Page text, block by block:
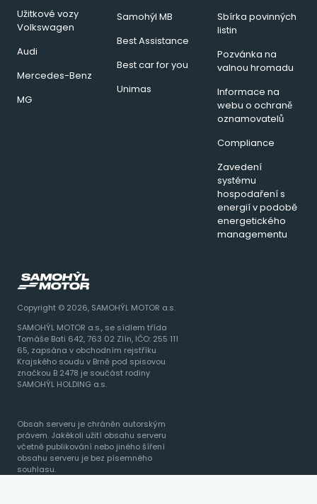
Copyright © 2026, SAMOHÝL MOTOR a.s.
SAMOHÝL MOTOR a.s., se sídlem třída
Tomáše Bati 642, 763 02 Zlín, IČO: 255 111
65, zapsána v obchodním rejstříku
Krajského soudu v Brně pod spisovou
značkou B 2478 je součást rodiny
SAMOHÝL HOLDING a.s.
Obsah serveru je chráněn autorským
právem. Jakékoli užití obsahu serveru
včetně publikování nebo jiného šíření
obsahu serveru je bez písemného
souhlasu.
Užitkové vozy
Volkswagen
Audi
Mercedes-Benz
MG
Samohýl MB
Best Assistance
Best car for you
Unimas
Sbírka povinných
listin
Pozvánka na
valnou hromadu
Informace na
webu o ochraně
oznamovatelů
Compliance
Zavedení
systému
hospodaření s
energií v podobě
energetického
managementu